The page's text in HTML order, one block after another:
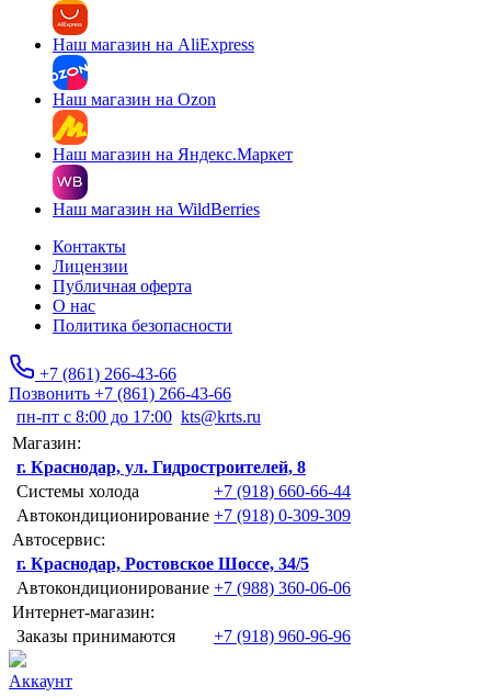
Наш магазин на AliExpress
Наш магазин на Ozon
Наш магазин на Яндекс.Маркет
Наш магазин на WildBerries
Контакты
Лицензии
Публичная оферта
О нас
Политика безопасности
+7 (861) 266-43-66
Позвонить +7 (861) 266-43-66
пн-пт с 8:00 до 17:00 kts@krts.ru
Магазин:
г. Краснодар, ул. Гидростроителей, 8
Системы холода
+7 (918) 660-66-44
Автокондиционирование +7 (918) 0-309-309
Автосервис:
г. Краснодар, Ростовское Шоссе, 34/5
Автокондиционирование +7 (988) 360-06-06
Интернет-магазин:
Заказы принимаются
+7 (918) 960-96-96
Аккаунт